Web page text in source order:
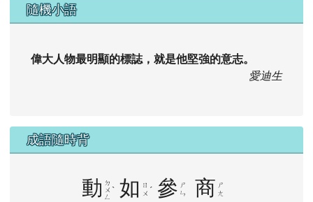
隨機小語
偉大人物最明顯的標誌，就是他堅強的意志。
愛迪生
成語隨時背
動 ㄉ
ㄨ
ㄥ
ˋ 如
ㄖ
ㄨ ˊ 參 ㄕ
ㄣ
商 ㄕ
ㄤ